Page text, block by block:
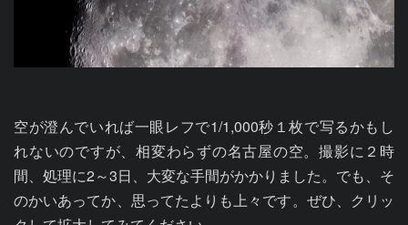
空が澄んでいれば一眼レフで1/1,000秒１枚で写るかもし
れないのですが、相変わらずの名古屋の空。撮影に２時
間、処理に2～3日、大変な手間がかかりました。でも、そ
のかいあってか、思ってたよりも上々です。ぜひ、クリッ